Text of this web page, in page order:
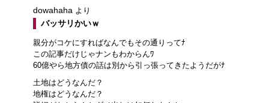
dowahaha より
バッサリかいｗ
親分がコケにすればなんでもその通りってﾅ
この記事だけじゃナンもわからんﾜ
60億やら地方債の話は別から引っ張ってきたようだがﾅ
土地はどうなんだ？
地権はどうなんだ？